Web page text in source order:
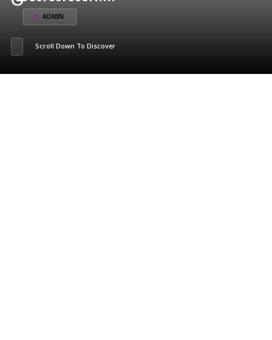
ADMIN
Scroll Down To Discover